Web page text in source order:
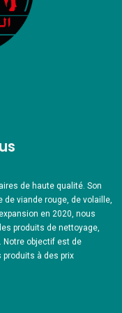
de haute qualité. Son
viande rouge, de volaille,
en 2020, nous
produits de nettoyage,
objectif est de
à des prix